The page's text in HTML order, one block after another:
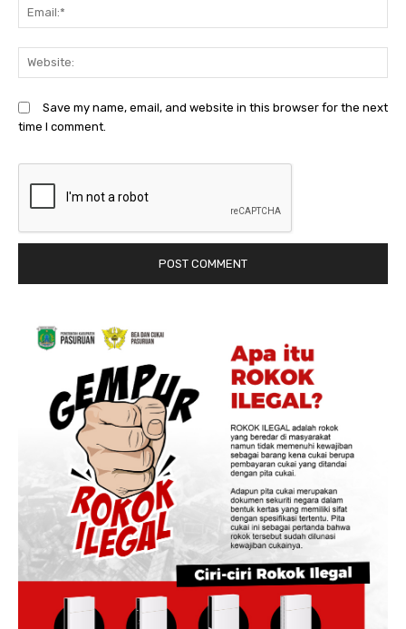
Save my name, email, and website in this browser for the next
time I comment.